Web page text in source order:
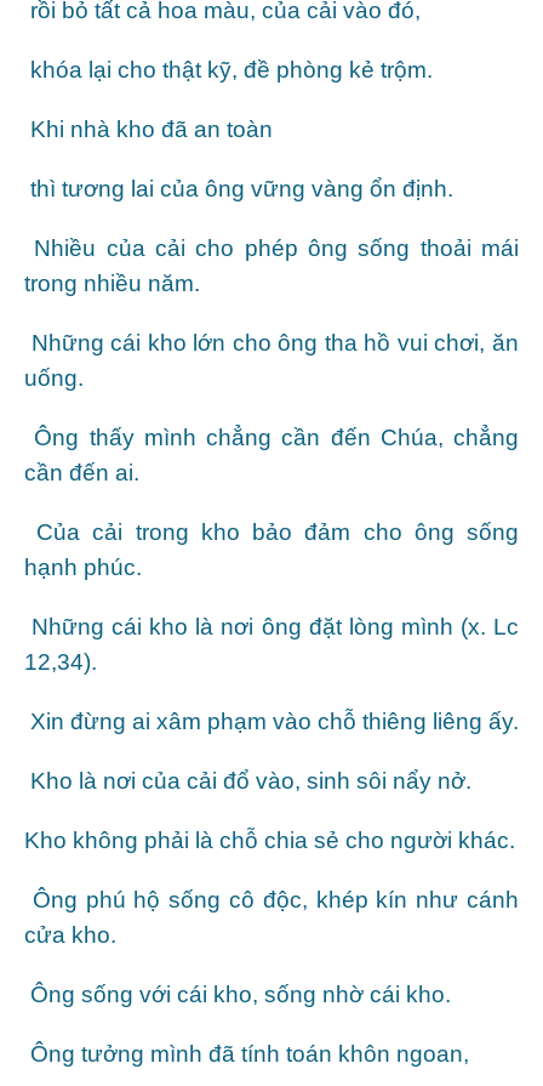
rồi bỏ tất cả hoa màu, của cải vào đó,
khóa lại cho thật kỹ, đề phòng kẻ trộm.
Khi nhà kho đã an toàn
thì tương lai của ông vững vàng ổn định.
Nhiều của cải cho phép ông sống thoải mái
trong nhiều năm.
Những cái kho lớn cho ông tha hồ vui chơi, ăn
uống.
Ông thấy mình chẳng cần đến Chúa, chẳng
cần đến ai.
Của cải trong kho bảo đảm cho ông sống
hạnh phúc.
Những cái kho là nơi ông đặt lòng mình (x. Lc
12,34).
Xin đừng ai xâm phạm vào chỗ thiêng liêng ấy.
Kho là nơi của cải đổ vào, sinh sôi nẩy nở.
Kho không phải là chỗ chia sẻ cho người khác.
Ông phú hộ sống cô độc, khép kín như cánh
cửa kho.
Ông sống với cái kho, sống nhờ cái kho.
Ông tưởng mình đã tính toán khôn ngoan,